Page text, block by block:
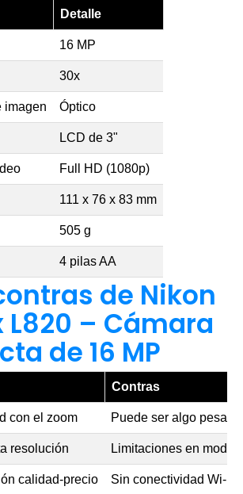
Detalle
16 MP
30x
imagen Óptico
LCD de 3"
Full HD (1080p)
111 x 76 x 83 mm
505 g
4 pilas AA
de Nikon
L820 – Cámara
de 16 MP
Contras
con el zoom Puede ser algo
resolución Limitaciones en
calidad-precio Sin conectividad Wi-Fi